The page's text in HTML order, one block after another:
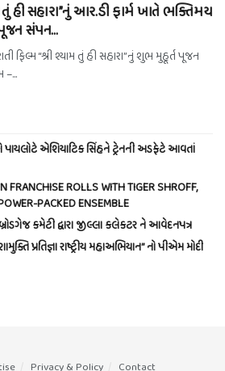
તું હી સહારા”નું આર.ડી ફાર્મ ખાતે ભક્તિમય
સંપન…
ફિલ્મ “શ્રી શ્યામ તું હી સહારા”નું શુભ મુહૂર્ત પૂજન
–...
પાયલોટે એશિયાટિક સિંહને ટ્રેનની અડફેટે આવતાં
FRANCHISE ROLLS WITH TIGER SHROFF,
PACKED ENSEMBLE
કમેટી દ્વારા જીલ્લા કલેકટર ને આવેદનપત્ર
પ્રતિજ્ઞા રાષ્ટ્રીય મહાઅભિયાન” નો પીએમ મોદી
Privacy & Policy Contact